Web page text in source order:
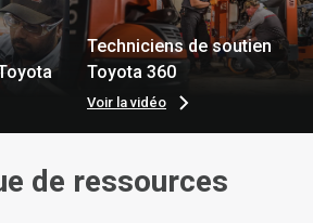
Techniciens de soutien
Toyota 360
Voir la vidéo
de ressources